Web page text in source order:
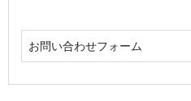
お問い合わせフォーム